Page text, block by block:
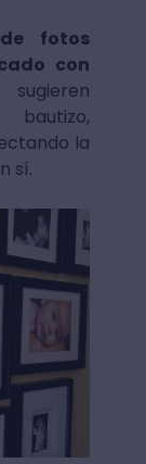
fotos
con
la
sí.